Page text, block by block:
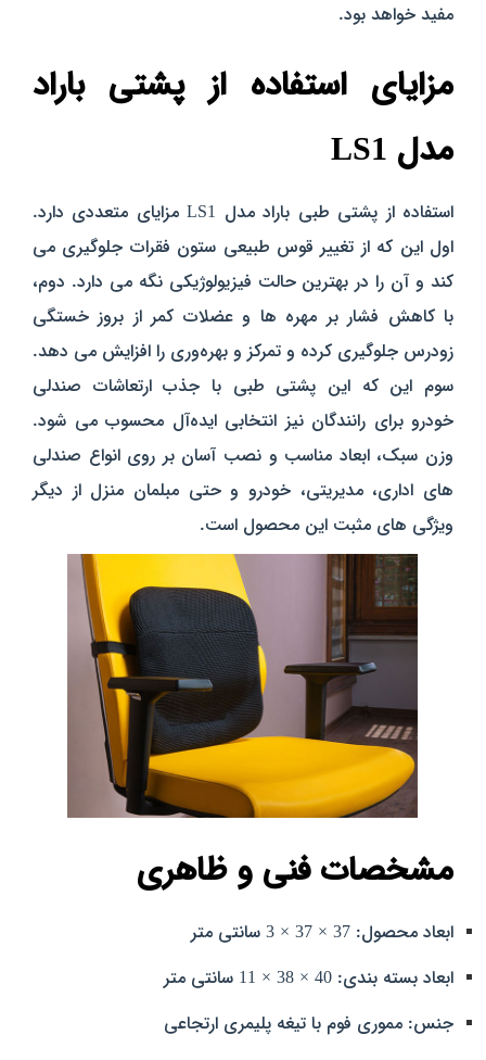
مفید خواهد بود.
مزایای استفاده از پشتی باراد
مدل LS1
استفاده از پشتی طبی باراد مدل LS1 مزایای متعددی دارد.
اول این که از تغییر قوس طبیعی ستون فقرات جلوگیری می‌
کند و آن را در بهترین حالت فیزیولوژیکی نگه می‌ دارد. دوم،
با کاهش فشار بر مهره‌ ها و عضلات کمر از بروز خستگی
زودرس جلوگیری کرده و تمرکز و بهره‌وری را افزایش می‌ دهد.
سوم این که این پشتی طبی با جذب ارتعاشات صندلی
خودرو برای رانندگان نیز انتخابی ایده‌آل محسوب می‌ شود.
وزن سبک، ابعاد مناسب و نصب آسان بر روی انواع صندلی‌
های اداری، مدیریتی، خودرو و حتی مبلمان منزل از دیگر
ویژگی‌ های مثبت این محصول است.
مشخصات فنی و ظاهری
ابعاد محصول: 37 × 37 × 3 سانتی‌ متر
ابعاد بسته‌ بندی: 40 × 38 × 11 سانتی‌ متر
جنس: مموری فوم با تیغه پلیمری ارتجاعی